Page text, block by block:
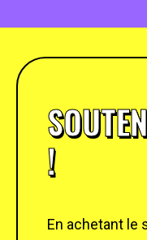
!
En achetant le